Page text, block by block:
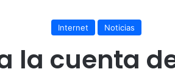
Internet Noticias
la cuenta